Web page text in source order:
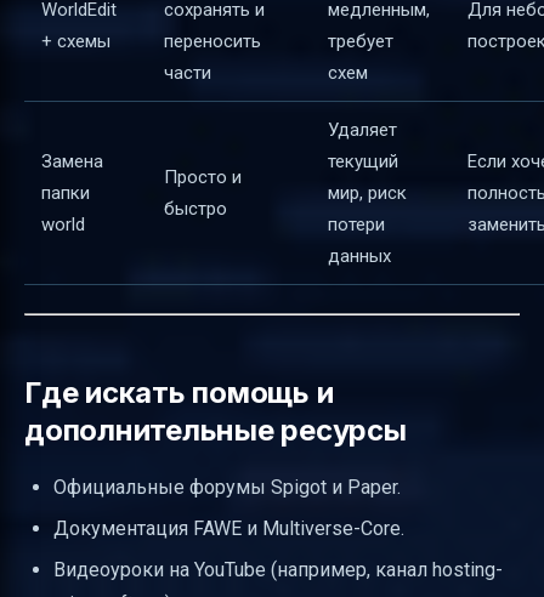
WorldEdit
+ схемы
сохранять и
переносить
части
медленным,
требует
схем
Для
Замена
папки
world
Просто и
быстро
Удаляет
текущий
мир, риск
потери
данных
Если
Где искать помощь и
дополнительные ресурсы
Официальные форумы Spigot и Paper.
Документация FAWE и Multiverse-Core.
Видеоуроки на YouTube (например, канал hosting-